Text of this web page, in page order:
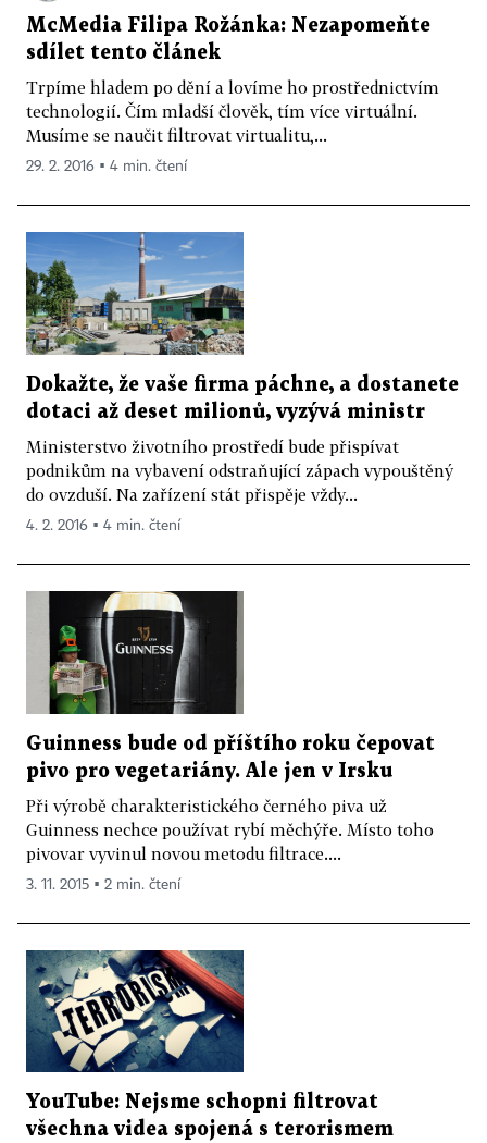
McMedia Filipa Rožánka: Nezapomeňte
sdílet tento článek
Trpíme hladem po dění a lovíme ho prostřednictvím
technologií. Čím mladší člověk, tím více virtuální.
Musíme se naučit filtrovat virtualitu,...
29. 2. 2016 ▪ 4 min. čtení
Dokažte, že vaše firma páchne, a dostanete
dotaci až deset milionů, vyzývá ministr
Ministerstvo životního prostředí bude přispívat
podnikům na vybavení odstraňující zápach vypouštěný
do ovzduší. Na zařízení stát přispěje vždy...
4. 2. 2016 ▪ 4 min. čtení
Guinness bude od příštího roku čepovat
pivo pro vegetariány. Ale jen v Irsku
Při výrobě charakteristického černého piva už
Guinness nechce používat rybí měchýře. Místo toho
pivovar vyvinul novou metodu filtrace....
3. 11. 2015 ▪ 2 min. čtení
YouTube: Nejsme schopni filtrovat
všechna videa spojená s terorismem